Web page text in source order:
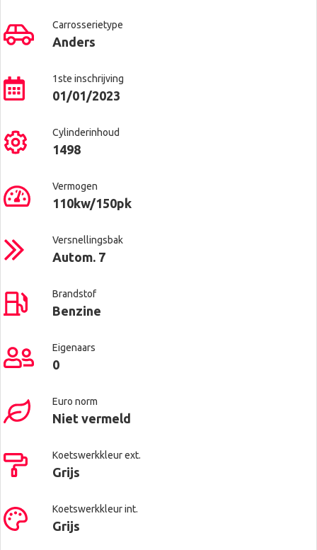
Carrosserietype
Anders
1ste inschrijving
01/01/2023
Cylinderinhoud
1498
Vermogen
110kw/150pk
Versnellingsbak
Autom. 7
Brandstof
Benzine
Eigenaars
0
Euro norm
Niet vermeld
Koetswerkkleur ext.
Grijs
Koetswerkkleur int.
Grijs